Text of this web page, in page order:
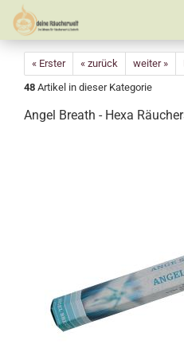
« Erster « zurück weiter »
48 Artikel in dieser Kategorie
Angel Breath - Hexa